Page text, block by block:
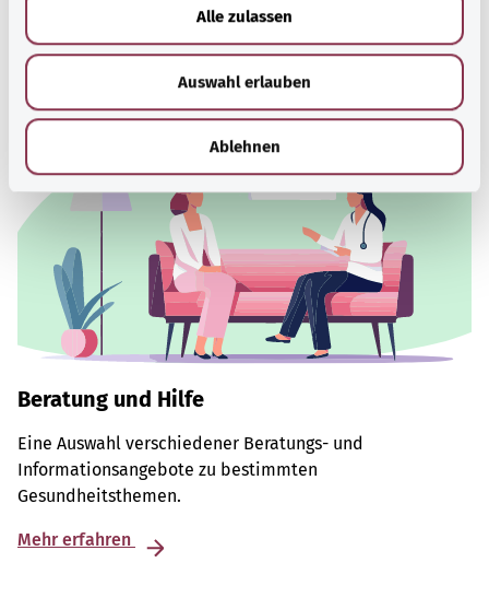
Alle zulassen
Auswahl erlauben
Ablehnen
Problemen.
Mehr erfahren
Beratung und Hilfe
Eine Auswahl verschiedener Beratungs- und
Informationsangebote zu bestimmten
Gesundheitsthemen.
Mehr erfahren